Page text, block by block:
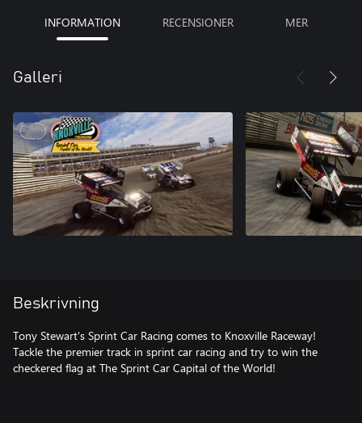
INFORMATION RECENSIONER MER
Galleri
Beskrivning
Tony Stewart's Sprint Car Racing comes to Knoxville Raceway!
Tackle the premier track in sprint car racing and try to win the
checkered flag at The Sprint Car Capital of the World!